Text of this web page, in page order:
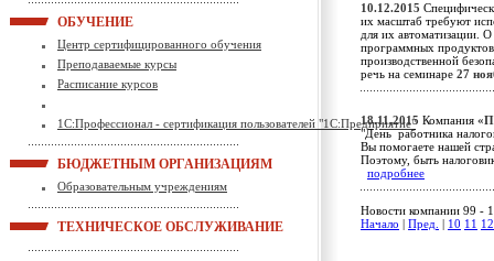
ОБУЧЕНИЕ
Центр сертифицированного обучения
Преподаваемые курсы
Расписание курсов
1С:Профессионал - сертификация пользователей "1С:Предприятие"
БЮДЖЕТНЫМ ОРГАНИЗАЦИЯМ
Образовательным учреждениям
ТЕХНИЧЕСКОЕ ОБСЛУЖИВАНИЕ
10.12.2015
их масштаб требуют
для их автоматизации. О
программных
производственной
речь на семинаре 27
18.11.2015 Компания
"День работника
Вы помогаете нашей
Поэтому, быть
подробнее
Новости компании 99 -
Начало
Пред. 10 11 12